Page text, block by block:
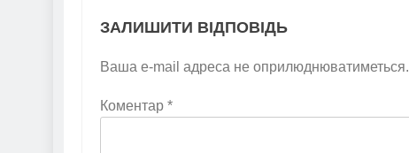
ЗАЛИШИТИ ВІДПОВІДЬ
Ваша e-mail адреса не оприлюднюватиметься.
Коментар *